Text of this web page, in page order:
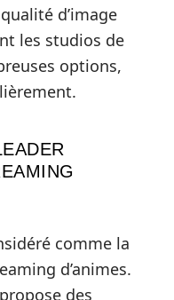
d’image
les studios de
options,
comme la
d’animes.
des